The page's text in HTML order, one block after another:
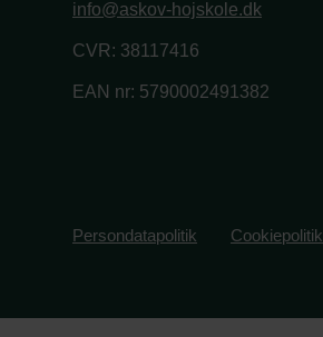
info@askov-hojskole.dk
CVR: 38117416
EAN nr: 5790002491382
Persondatapolitik Cookiepolitik